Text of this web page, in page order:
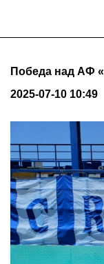
Победа над АФ
2025-07-10 10:49